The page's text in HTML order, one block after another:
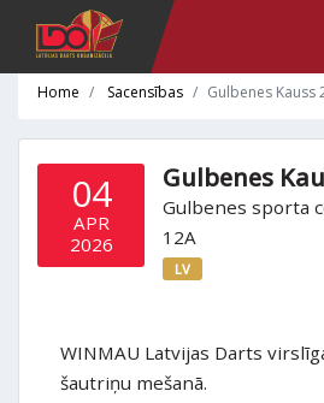
Home Sacensības Gulbenes Kauss
04
APR
2026
Gulbenes
Gulbenes sporta
12A
LV
WINMAU Latvijas Darts
šautriņu mešanā.